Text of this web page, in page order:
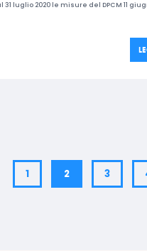
31 luglio 2020 le misure del DPCM 11
1 2 3